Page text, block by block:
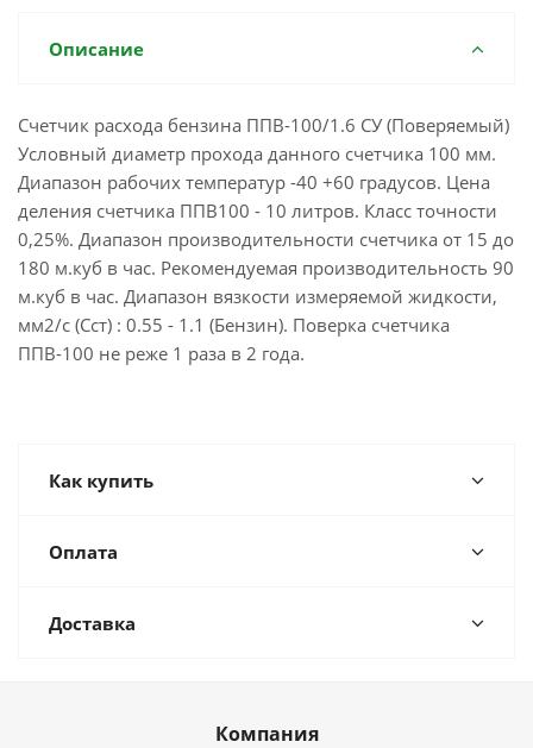
Описание
Счетчик расхода бензина ППВ-100/1.6 СУ (Поверяемый)
Условный диаметр прохода данного счетчика 100 мм.
Диапазон рабочих температур -40 +60 градусов. Цена
деления счетчика ППВ100 - 10 литров. Класс точности
0,25%. Диапазон производительности счетчика от 15 до
180 м.куб в час. Рекомендуемая производительность 90
м.куб в час. Диапазон вязкости измеряемой жидкости,
мм2/с (Сст) : 0.55 - 1.1 (Бензин). Поверка счетчика
ППВ-100 не реже 1 раза в 2 года.
Как купить
Оплата
Доставка
Компания